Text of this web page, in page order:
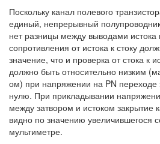
Поскольку канал полевого
единый, непрерывный
нет разницы между выводами истока
сопротивления от истока к стоку
значение, что и проверка от стока к
должно быть относительно низким
ом) при напряжении на PN переходе
нулю. При прикладывании
между затвором и истоком закрытие
видно по значению увеличившегося
мультиметре.